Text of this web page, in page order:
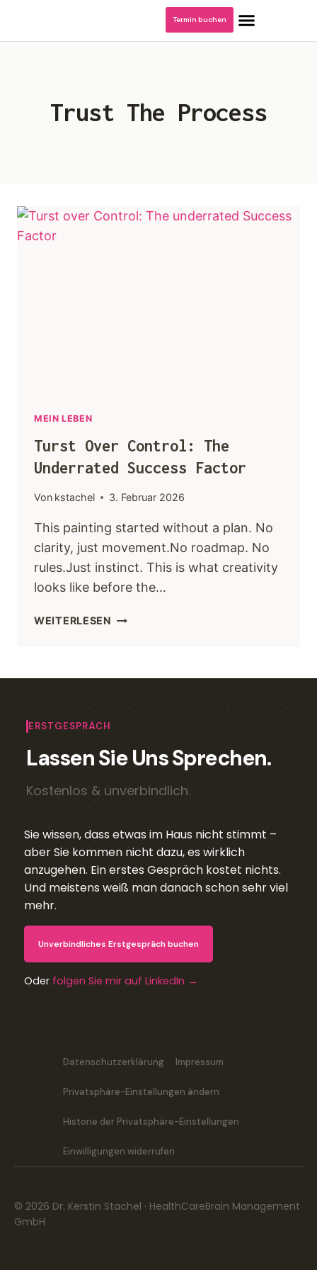
Home
Über mich
Angebot
Kontakt
Termin buchen
Trust The Process
MEIN LEBEN
Turst Over Control: The
Underrated Success Factor
Von kstachel 3. Februar 2026
This painting started without a plan. No
clarity, just movement.No roadmap. No
rules.Just instinct. This is what creativity
looks like before the…
WEITERLESEN
ERSTGESPRÄCH
Lassen Sie Uns Sprechen.
Kostenlos & unverbindlich.
Sie wissen, dass etwas im Haus nicht stimmt –
aber Sie kommen nicht dazu, es wirklich
anzugehen. Ein erstes Gespräch kostet nichts.
Und meistens weiß man danach schon sehr viel
mehr.
Unverbindliches Erstgespräch buchen
Oder folgen Sie mir auf LinkedIn →
Datenschutzerklärung Impressum
Privatsphäre-Einstellungen ändern
Historie der Privatsphäre-Einstellungen
Einwilligungen widerrufen
© 2026 Dr. Kerstin Stachel · HealthCareBrain Management
GmbH